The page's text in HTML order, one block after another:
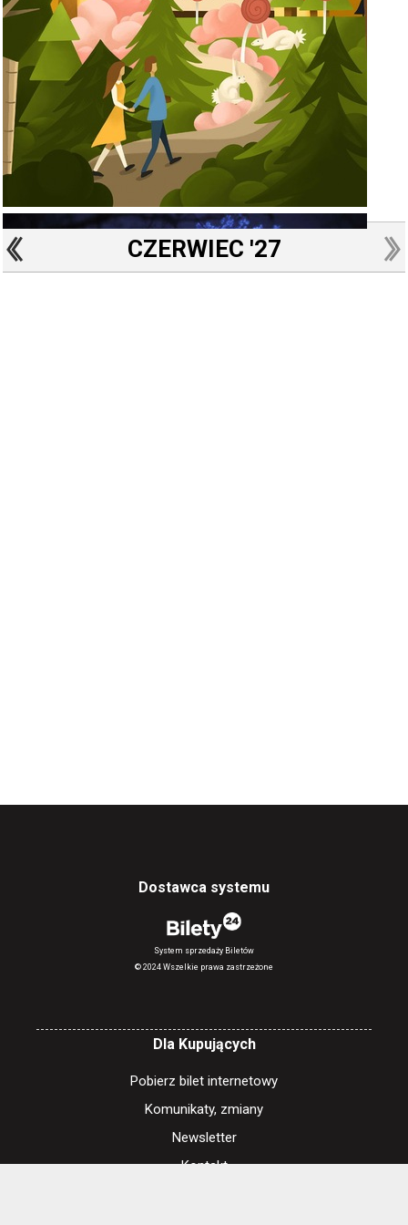
CZERWIEC '27
Dostawca systemu
System sprzedaży Biletów
© 2024 Wszelkie prawa zastrzeżone
Dla Kupujących
Pobierz bilet internetowy
Komunikaty, zmiany
Newsletter
Kontakt